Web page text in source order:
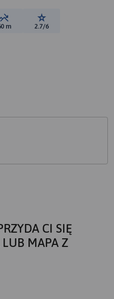
Suma spadków:
m Ocena trasy:
2.7/6
CI SIĘ
MAPA Z